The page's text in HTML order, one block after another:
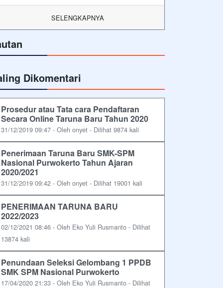
SELENGKAPNYA
Dikomentari
Prosedur atau Tata cara Pendaftaran
Secara Online Taruna Baru Tahun 2020
31/12/2019 09:47 - Oleh onyet - Dilihat 9874 kali
Penerimaan Taruna Baru SMK-SPM
Nasional Purwokerto Tahun Ajaran
2020/2021
31/12/2019 09:42 - Oleh onyet - Dilihat 19001 kali
PENERIMAAN TARUNA BARU
2022/2023
02/12/2021 08:46 - Oleh Eko Yuli Rusmanto - Dilihat
13874 kali
Penundaan Seleksi Gelombang 1 PPDB
SMK SPM Nasional Purwokerto
17/04/2020 21:33 - Oleh Eko Yuli Rusmanto - Dilihat